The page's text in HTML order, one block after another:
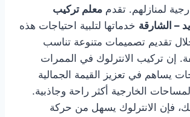
لمنازلهم. تقدم معلم تركيب
– الشارقة خدماتها لتلبية احتياجات هذه
تقديم تصميمات متنوعة تناسب
إن تركيب الانترلوك في الممرات
يساهم في تعزيز القيمة الجمالية
الخارجية أكثر راحة وجاذبية.
فإن الانترلوك يسهل من حركة